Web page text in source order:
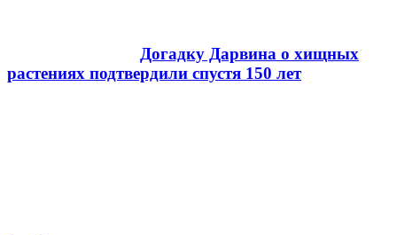
Догадку Дарвина о хищных
растениях подтвердили спустя 150 лет